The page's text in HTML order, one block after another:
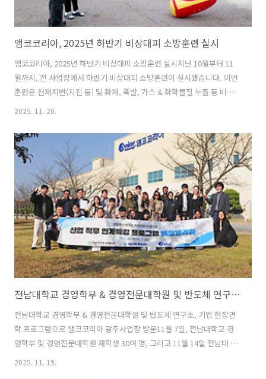
앰코코리아, 2025년 하반기 비상대피 소방훈련 실시
앰코코리아, 2025년 하반기 비상대피 소방훈련 실시지난 10월부터 11
월까지, 전 사업장에서 하반기 비상대피 소방훈련이 실시됐습니다. 이번
훈련은 천재지변(지진 등) 및 화재, 폭발, 가스 & 화학물질 누출 등 비상
사태에 대비해 사전 대응 요령을 숙지하고, 임직원들의 안전에 대한 경각
정보와 따끈한 문화소식을 전해드리는 '앰코인스토리'의 마스코트랍니
다. 반도체 패키징과 테스트가 저의 주 전공분야이고 취미는 요리, 음악
감상, 여행, 영화감상입니다. 일본, 중국, 필리핀, 대만, 말레이시아, 베트
남 등지에 아지트가 있어 자주 출장을 떠나는데요. 앞으로 세계 각 지역
의 현지 문화 소식도 종종 전해드리겠습니다.
2025. 11. 20.
전남대학교 경영학부 & 경영전문대학원 및 반도체 연구소, 기업 현장견학 프로그램으로 앰코코리아 광주사업장 방문
전남대학교 경영학부 & 경영전문대학원 및 반도체 연구소, 기업 현장견
학 프로그램으로 앰코코리아 광주사업장 방문11월 7일, 전남대학교 경
영학부 및 경영전문대학원 재학생 30여 명, 그리고 11월 14일 전남대 반
도체경영연구소 소속 교수와 학생 40여 명이 광주사업장을 방문했습니
2025. 11. 19.